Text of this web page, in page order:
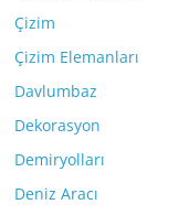
Çizim
Çizim Elemanları
Davlumbaz
Dekorasyon
Demiryolları
Deniz Aracı